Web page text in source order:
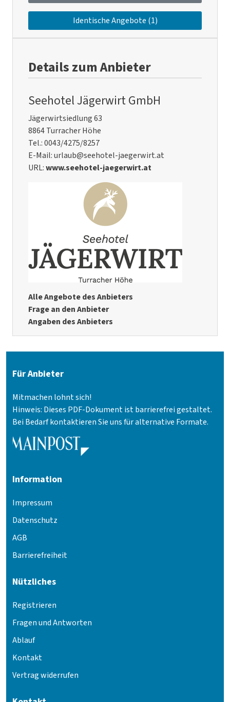
Identische Angebote (1)
Details zum Anbieter
Seehotel Jägerwirt GmbH
Jägerwirtsiedlung 63
8864 Turracher Höhe
Tel.: 0043/4275/8257
E-Mail: urlaub@seehotel-jaegerwirt.at
URL:www.seehotel-jaegerwirt.at
Alle Angebote des Anbieters
Frage an den Anbieter
Angaben des Anbieters
Für Anbieter
Mitmachen lohnt sich!
Hinweis: Dieses PDF-Dokument ist barrierefrei gestaltet.
Bei Bedarf kontaktieren Sie uns für alternative Formate.
Information
Impressum
Datenschutz
AGB
Barrierefreiheit
Nützliches
Registrieren
Fragen und Antworten
Ablauf
Kontakt
Vertrag widerrufen